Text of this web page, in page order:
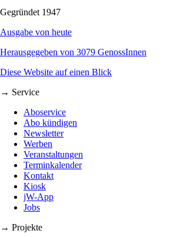
Gegründet 1947
Ausgabe von heute
Herausgegeben von 3079 GenossInnen
Diese Website auf einen Blick
→ Service
Aboservice
Abo kündigen
Newsletter
Werben
Veranstaltungen
Terminkalender
Kontakt
Kiosk
jW-App
Jobs
→ Projekte